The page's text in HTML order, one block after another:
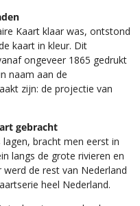
Kaart klaar was, ontstond
kaart in kleur. Dit
ongeveer 1865 gedrukt
naam aan de
zijn: de projectie van
gebracht
bracht men eerst in
langs de grote rivieren en
de rest van Nederland
heel Nederland.